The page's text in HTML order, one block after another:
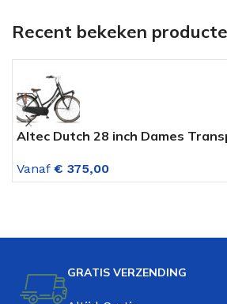
Recent bekeken
Altec Dutch 28 inch Dames
Vanaf € 375,00
GRATIS VERZENDING